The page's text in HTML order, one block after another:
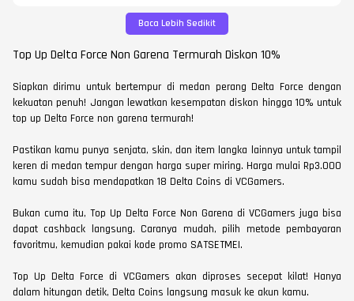
Baca Lebih Sedikit
Top Up Delta Force Non Garena Termurah Diskon 10%
Siapkan dirimu untuk bertempur di medan perang Delta Force dengan
kekuatan penuh! Jangan lewatkan kesempatan diskon hingga 10% untuk
top up Delta Force non garena termurah!
Pastikan kamu punya senjata, skin, dan item langka lainnya untuk tampil
keren di medan tempur dengan harga super miring. Harga mulai Rp3.000
kamu sudah bisa mendapatkan 18 Delta Coins di VCGamers.
Bukan cuma itu, Top Up Delta Force Non Garena di VCGamers juga bisa
dapat cashback langsung. Caranya mudah, pilih metode pembayaran
favoritmu, kemudian pakai kode promo SATSETMEI.
Top Up Delta Force di VCGamers akan diproses secepat kilat! Hanya
dalam hitungan detik, Delta Coins langsung masuk ke akun kamu.